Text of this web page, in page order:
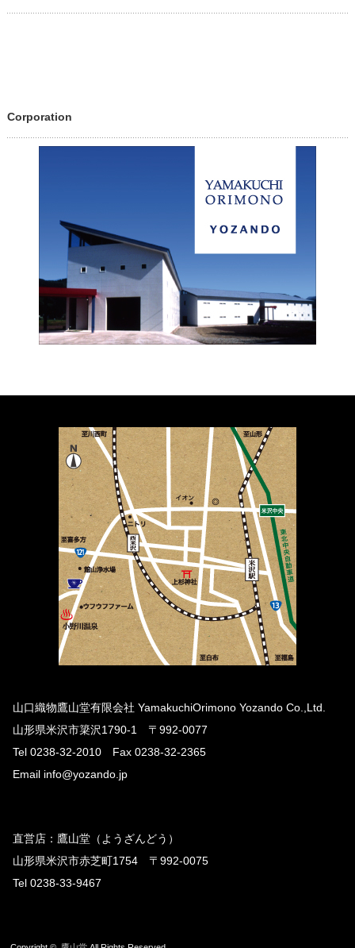
Corporation
山口織物鷹山堂有限会社 YamakuchiOrimono Yozando Co.,Ltd.
山形県米沢市簗沢1790-1 〒992-0077
Tel 0238-32-2010 Fax 0238-32-2365
Email info@yozando.jp
直営店：鷹山堂（ようざんどう）
山形県米沢市赤芝町1754 〒992-0075
Tel 0238-33-9467